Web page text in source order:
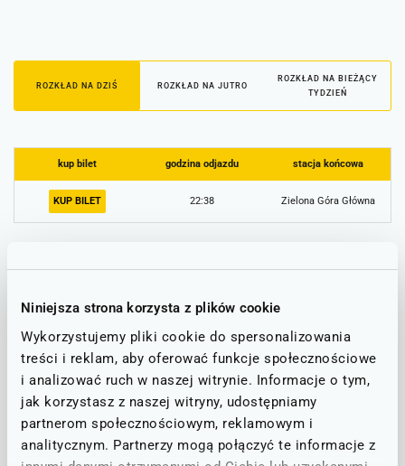
Niniejsza strona korzysta z plików cookie
Wykorzystujemy pliki cookie do spersonalizowania
treści i reklam, aby oferować funkcje społecznościowe
i analizować ruch w naszej witrynie. Informacje o tym,
jak korzystasz z naszej witryny, udostępniamy
partnerom społecznościowym, reklamowym i
analitycznym. Partnerzy mogą połączyć te informacje z
ROZKŁAD NA DZIŚ ROZKŁAD NA JUTRO
ROZKŁAD NA BIEŻĄCY
TYDZIEŃ
godzina odjazdu stacja końcowa
kup bilet
22:38 Zielona Góra Główna
KUP BILET
Informacje o utrudnieniach
Poniżej znajdą Państwo informacje o ewentualnych
Wróblin.
Stan linii - informacje o utrudnieniach
STAN NA DZIEŃ: 07.08.2026